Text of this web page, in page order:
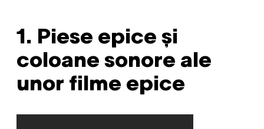
1. Piese epice și
coloane sonore ale
unor filme epice